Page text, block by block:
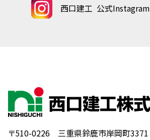
西口建工 公式Instagram
〒510-0226 三重県鈴鹿市岸岡町3371